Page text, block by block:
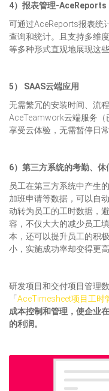
4）报表管理-AceReports
可通过AceReports报表统
查询和统计。且支持多维
等多种形式直观地展现这些
5） SAAS云端应用
无需繁冗的安装时间、流
AceTeamwork云端服务（
享受云体验，无需暂停日
6）第三方系统的考勤、
员工在第三方系统中产生
加班申请等数据，可以自
动转为员工的工时数据，
容，不仅大大的减少员工
本，还可以提升员工的积
小，实施成功率却变得更高
研发项目和交付项目管理
「 AceTimesheet项目工时
成本控制和管理，使企业
的利润。